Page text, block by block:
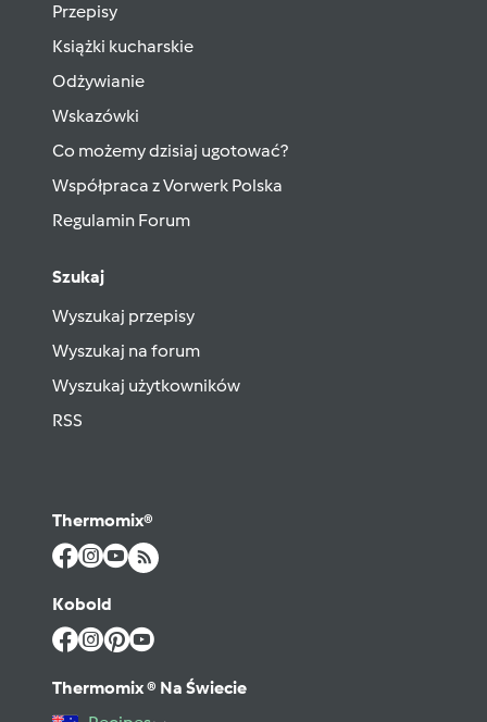
Przepisy
Książki kucharskie
Odżywianie
Wskazówki
Co możemy dzisiaj ugotować?
Współpraca z Vorwerk Polska
Regulamin Forum
Szukaj
Wyszukaj przepisy
Wyszukaj na forum
Wyszukaj użytkowników
RSS
Thermomix®
Kobold
Thermomix ® Na Świecie